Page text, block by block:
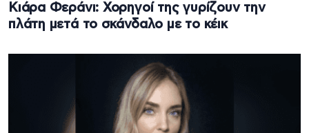
Κιάρα Φεράνι: Χορηγοί της γυρίζουν την
πλάτη μετά το σκάνδαλο με το κέικ